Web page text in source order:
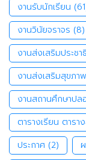
งานรับนักเรียน
งานวินัยจราจร (8)
งานส่งเสริมประชา
งานส่งเสริมสุขภา
งานสถานศึกษาป
ตารางเรียน ตารา
ประกาศ (2)